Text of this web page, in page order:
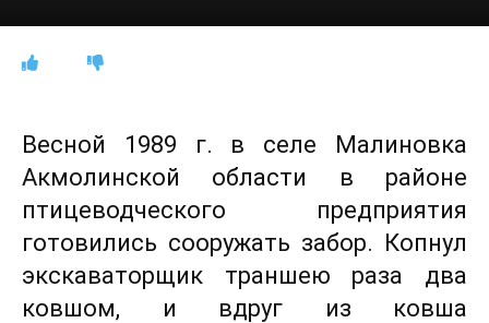
Весной 1989 г. в селе Малиновка
Акмолинской области в районе
птицеводческого предприятия
готовились сооружать забор. Копнул
экскаваторщик траншею раза два
ковшом, и вдруг из ковша